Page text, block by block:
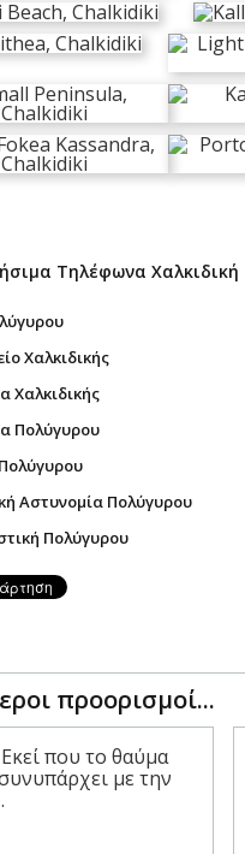
Τηλέφωνα Χαλκιδική
Χαλκιδικής
Χαλκιδικής
Πολύγυρου
Αστυνομία Πολύγυρου
Πολύγυρου
προορισμοί...